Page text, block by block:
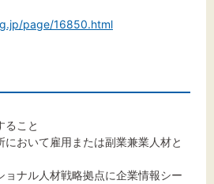
page/16850.html
こと
おいて雇用または副業兼業人材と
ナル人材戦略拠点に企業情報シー